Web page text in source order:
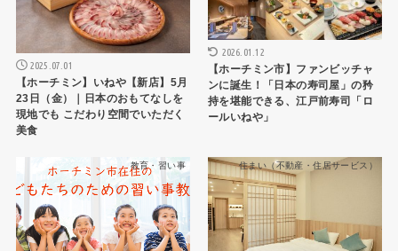
2025.07.01
【ホーチミン】いねや【新店】5月
23日（金）｜日本のおもてなしを
現地でも こだわり空間でいただく
美食
2026.01.12
【ホーチミン市】ファンビッチャ
ンに誕生！「日本の寿司屋」の矜
持を堪能できる、江戸前寿司「ロ
ールいねや」
教育・習い事 住まい（不動産・住居サービス）